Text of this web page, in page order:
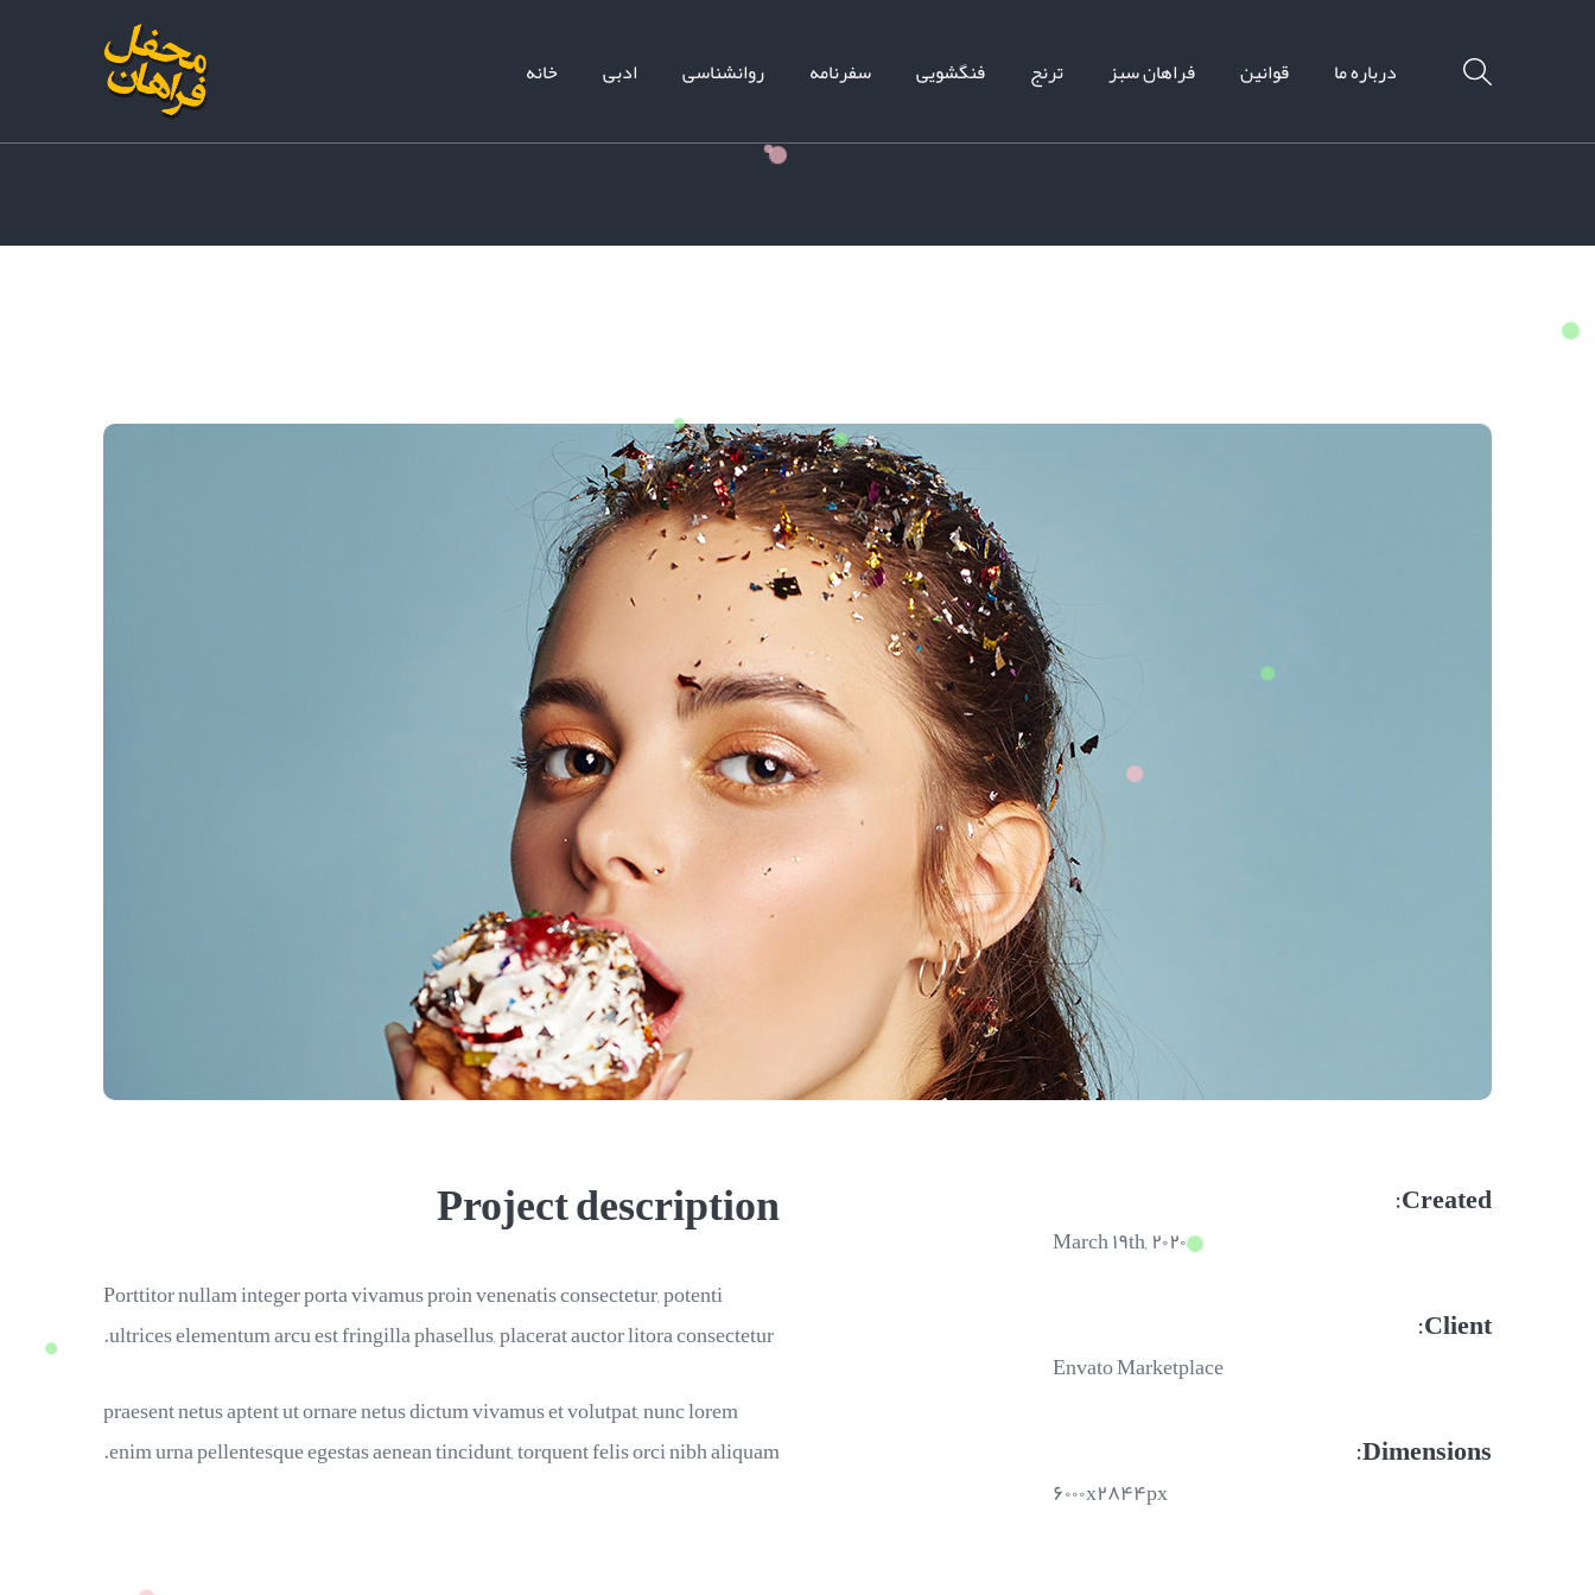
خانه ادبی روانشناسی سفرنامه فنگشویی ترنج فراهان سبز قوانین درباره ما
Project description
Porttitor nullam integer porta vivamus proin venenatis consectetur, potenti
ultrices elementum arcu est fringilla phasellus, placerat auctor litora consectetur.
praesent netus aptent ut ornare netus dictum vivamus et volutpat, nunc lorem
enim urna pellentesque egestas aenean tincidunt, torquent felis orci nibh aliquam.
Created:
March ۱۹th, ۲۰۲۰
Client:
Envato Marketplace
Dimensions:
۶۰۰۰x۲۸۴۴px